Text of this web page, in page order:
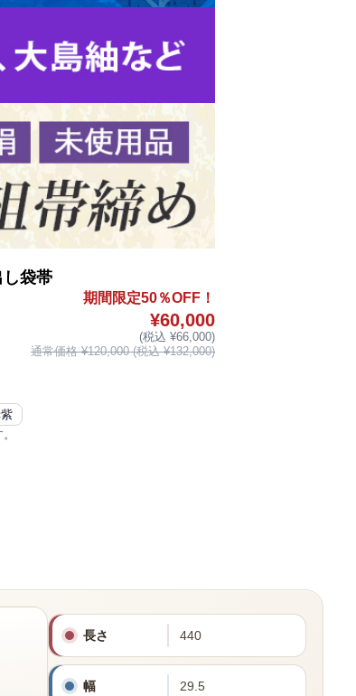
袋帯
期間限定50％OFF！
¥60,000
(税込 ¥66,000)
通常価格 ¥120,000 (税込 ¥132,000)
長さ 440
幅 29.5